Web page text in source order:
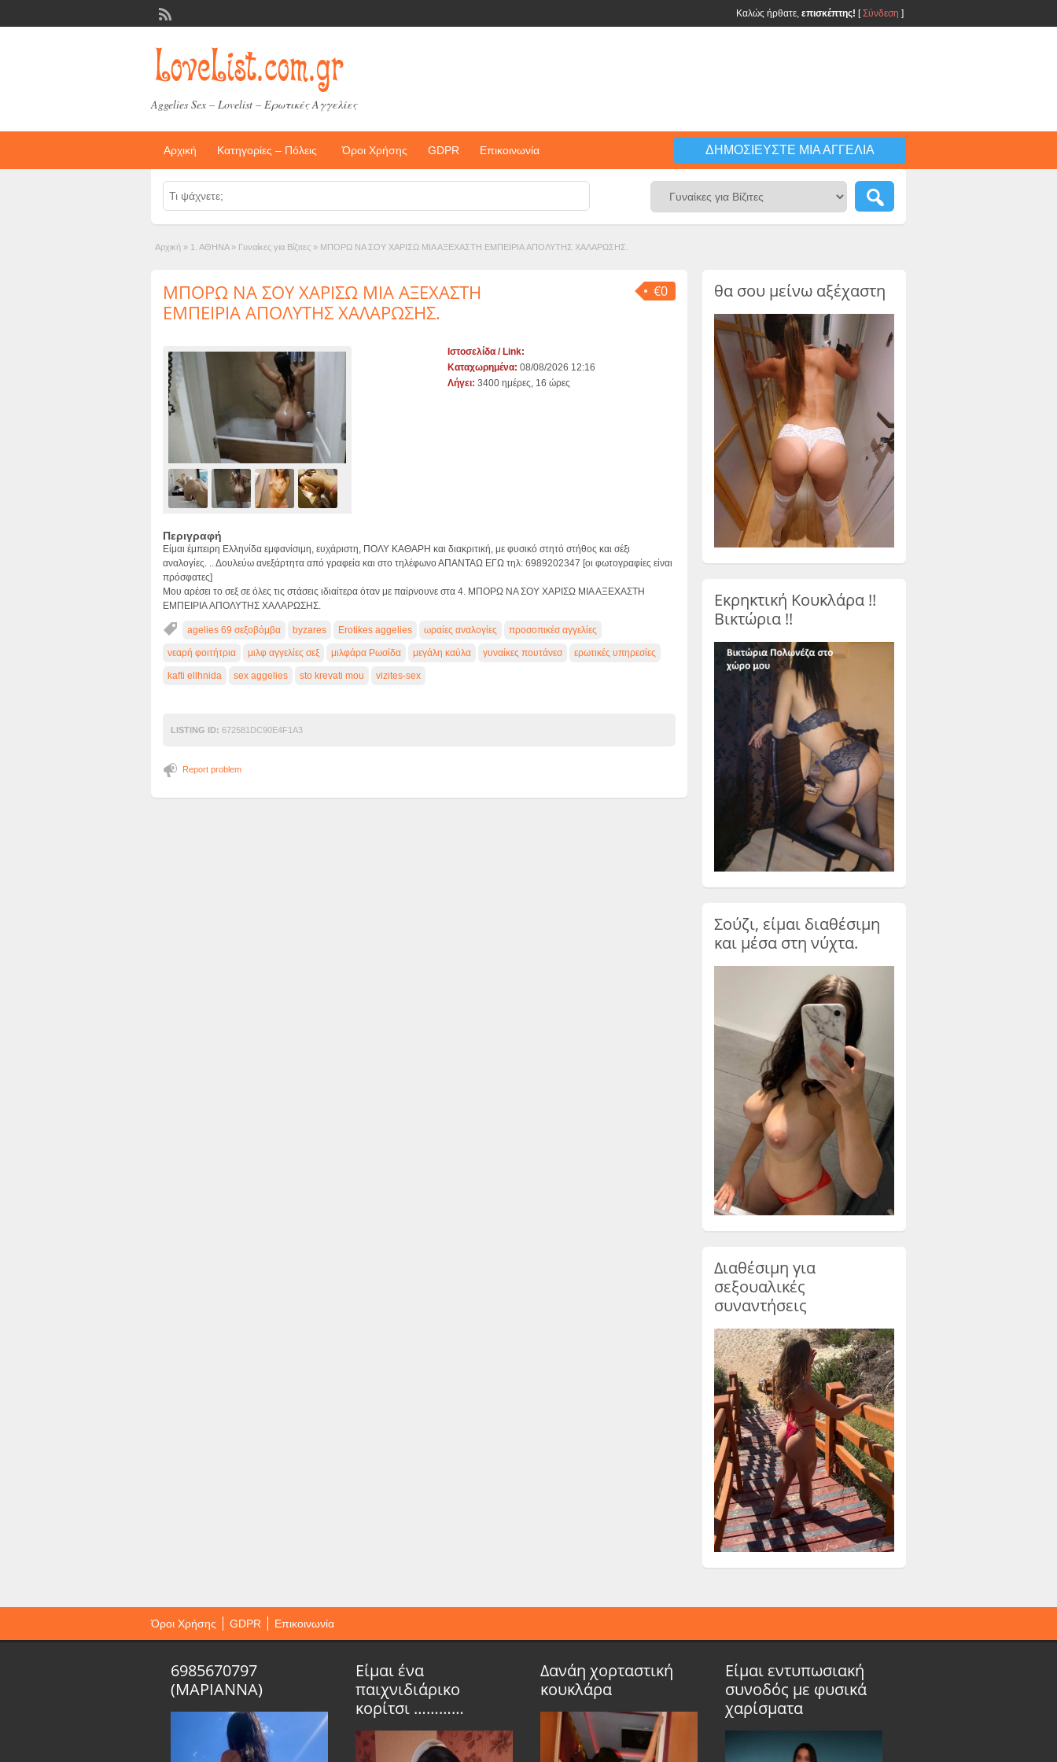
Καλώς ήρθατε, επισκέπτης! [Σύνδεση ]
Aggelies Sex – Lovelist – Ερωτικές Αγγελίες
Αρχική Κατηγορίες – Πόλεις Όροι Χρήσης GDPR Επικοινωνία ΔΗΜΟΣΙΕΎΣΤΕ ΜΙΑ ΑΓΓΕΛΊΑ
Αρχική » 1. ΑΘΗΝΑ » Γυναίκες για Βίζιτες » ΜΠΟΡΩ ΝΑ ΣΟΥ ΧΑΡΙΣΩ ΜΙΑ ΑΞΕΧΑΣΤΗ ΕΜΠΕΙΡΙA ΑΠΟΛΥΤΗΣ ΧΑΛΑΡΩΣΗΣ.
€0
ΜΠΟΡΩ ΝΑ ΣΟΥ ΧΑΡΙΣΩ ΜΙΑ ΑΞΕΧΑΣΤΗ
ΕΜΠΕΙΡΙA ΑΠΟΛΥΤΗΣ ΧΑΛΑΡΩΣΗΣ.
Ιστοσελίδα / Link:
Καταχωρημένα: 08/08/2026 12:16
Λήγει: 3400 ημέρες, 16 ώρες
Περιγραφή
Είμαι έμπειρη Ελληνίδα εμφανίσιμη, ευχάριστη, ΠΟΛΥ ΚΑΘΑΡΗ και διακριτική, με φυσικό στητό στήθος και σέξι
αναλογίες. .. Δουλεύω ανεξάρτητα από γραφεία και στο τηλέφωνο ΑΠΑΝΤΑΩ ΕΓΩ τηλ: 6989202347 [οι φωτογραφίες είναι
πρόσφατες]
Μου αρέσει το σεξ σε όλες τις στάσεις ιδιαίτερα όταν με παίρνουνε στα 4. ΜΠΟΡΩ ΝΑ ΣΟΥ ΧΑΡΙΣΩ ΜΙΑ ΑΞΕΧΑΣΤΗ
ΕΜΠΕΙΡΙA ΑΠΟΛΥΤΗΣ ΧΑΛΑΡΩΣΗΣ.
agelies 69 σεξοβόμβα byzares Erotikes aggelies ωραίες αναλογίες προσοπικέσ αγγελίες
νεαρή φοιτήτρια μιλφ αγγελίες σεξ μιλφάρα Ρωσίδα μεγάλη καύλα γυναίκες πουτάνεσ ερωτικές υπηρεσίες
kafti ellhnida sex aggelies sto krevati mou vizites-sex
LISTING ID: 672581DC90E4F1A3
Report problem
θα σου μείνω αξέχαστη
Εκρηκτική Κουκλάρα !!
Βικτώρια !!
Σούζι, είμαι διαθέσιμη
και μέσα στη νύχτα.
Διαθέσιμη για
σεξουαλικές
συναντήσεις
Όροι Χρήσης GDPR Επικοινωνία
6985670797
(ΜΑΡΙΑΝΝΑ)
Είμαι ένα
παιχνιδιάρικο
κορίτσι …………
Δανάη χορταστική
κουκλάρα
Είμαι εντυπωσιακή
συνοδός με φυσικά
χαρίσματα